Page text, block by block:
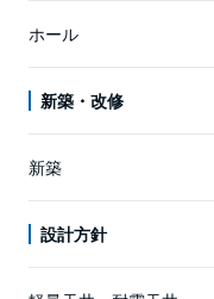
ホール
新築・改修
新築
設計方針